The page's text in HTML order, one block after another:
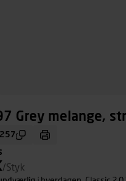
Grey melange,
/Styk